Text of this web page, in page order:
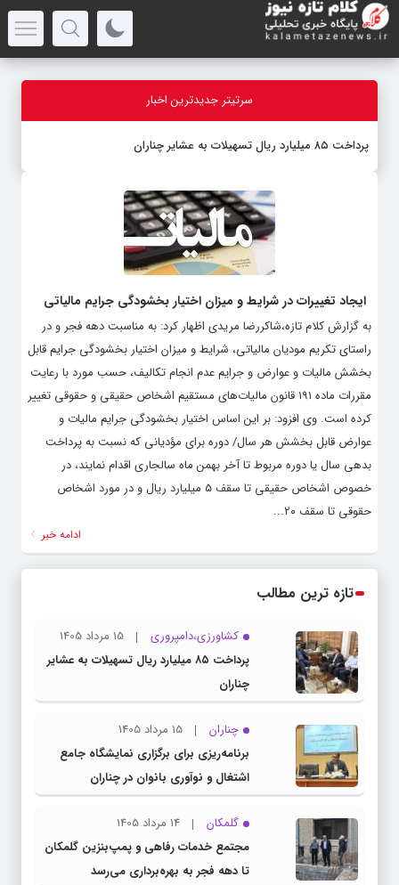
سرتیتر جدیدترین اخبار
پرداخت ۸۵ میلیارد ریال تسهیلات به عشایر چناران
ایجاد تغییرات در شرایط و میزان اختیار بخشودگی جرایم مالیاتی
به گزارش کلام تازه،شاکررضا مریدی اظهار کرد: به مناسبت دهه فجر و در
راستای تکریم مودیان مالیاتی، شرایط و میزان اختیار بخشودگی جرایم قابل
بخشش مالیات و عوارض و جرایم عدم انجام تکالیف، حسب مورد با رعایت
مقررات ماده ۱۹۱ قانون مالیات‌‏های مستقیم اشخاص حقیقی و حقوقی تغییر
کرده است. وی افزود: بر این اساس اختیار بخشودگی جرایم مالیات و
عوارض قابل بخشش هر سال/ دوره برای مؤدیانی که نسبت به پرداخت
بدهی سال یا دوره مربوط تا آخر بهمن ماه سال‏جاری اقدام نمایند، در
خصوص اشخاص حقیقی تا سقف ۵ میلیارد ریال و در مورد اشخاص
حقوقی تا سقف ۲۰...
ادامه خبر
تازه ترین مطالب
کشاورزی،دامپروری
15 مرداد 1405
پرداخت ۸۵ میلیارد ریال تسهیلات به عشایر
چناران
چناران
15 مرداد 1405
برنامه‌ریزی برای برگزاری نمایشگاه جامع
اشتغال و نوآوری بانوان در چناران
گلمکان
14 مرداد 1405
مجتمع خدمات رفاهی و پمپ‌بنزین گلمکان
تا دهه فجر به بهره‌برداری می‌رسد